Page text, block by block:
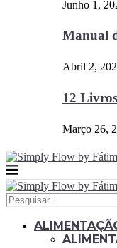
Junho 1,
Manual
Abril 2,
12
Março 26,